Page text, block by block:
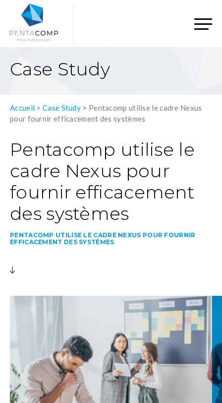
Case Study
Accueil >Case Study > Pentacomp utilise le cadre Nexus
pour fournir efficacement des systèmes
Pentacomp utilise le
cadre Nexus pour
fournir efficacement
des systèmes
PENTACOMP UTILISE LE CADRE NEXUS POUR FOURNIR
EFFICACEMENT DES SYSTÈMES